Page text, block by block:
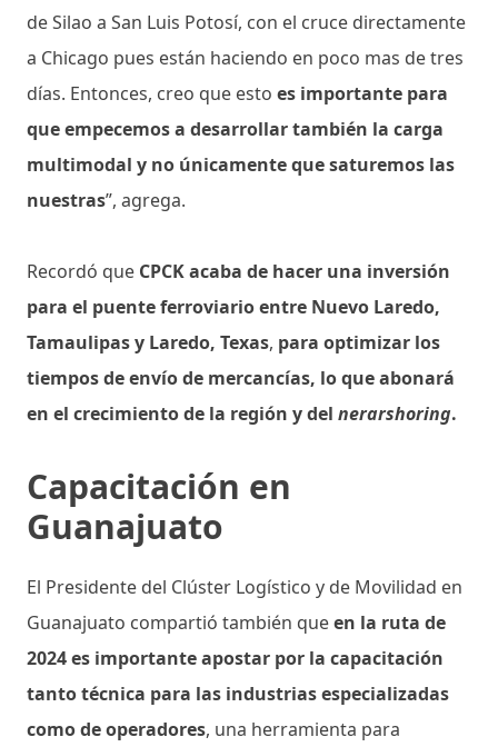
de Silao a San Luis Potosí, con el cruce directamente
a Chicago pues están haciendo en poco mas de tres
días. Entonces, creo que esto es importante para
que empecemos a desarrollar también la carga
multimodal y no únicamente que saturemos las
nuestras”, agrega.
Recordó que CPCK acaba de hacer una inversión
para el puente ferroviario entre Nuevo Laredo,
Tamaulipas y Laredo, Texas, para optimizar los
tiempos de envío de mercancías, lo que abonará
en el crecimiento de la región y del nerarshoring.
Capacitación en
Guanajuato
El Presidente del Clúster Logístico y de Movilidad en
Guanajuato compartió también queen la ruta de
2024 es importante apostar por la capacitación
tanto técnica para las industrias especializadas
como de operadores, una herramienta para